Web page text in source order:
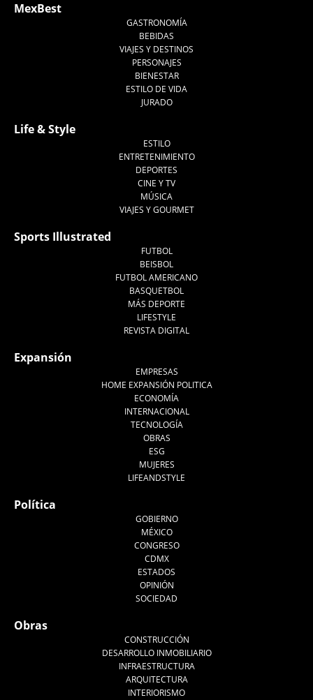
MexBest
GASTRONOMÍA
BEBIDAS
VIAJES Y DESTINOS
PERSONAJES
BIENESTAR
ESTILO DE VIDA
JURADO
Life & Style
ESTILO
ENTRETENIMIENTO
DEPORTES
CINE Y TV
MÚSICA
VIAJES Y GOURMET
Sports Illustrated
FUTBOL
BEISBOL
FUTBOL AMERICANO
BASQUETBOL
MÁS DEPORTE
LIFESTYLE
REVISTA DIGITAL
Expansión
EMPRESAS
HOME EXPANSIÓN POLITICA
ECONOMÍA
INTERNACIONAL
TECNOLOGÍA
OBRAS
ESG
MUJERES
LIFEANDSTYLE
Política
GOBIERNO
MÉXICO
CONGRESO
CDMX
ESTADOS
OPINIÓN
SOCIEDAD
Obras
CONSTRUCCIÓN
DESARROLLO INMOBILIARIO
INFRAESTRUCTURA
ARQUITECTURA
INTERIORISMO